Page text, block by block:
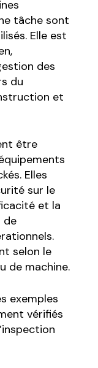
tâche sont
Elle est
des
du
et
être
Elles
sur le
et la
de
selon le
de machine.
exemples
vérifiés